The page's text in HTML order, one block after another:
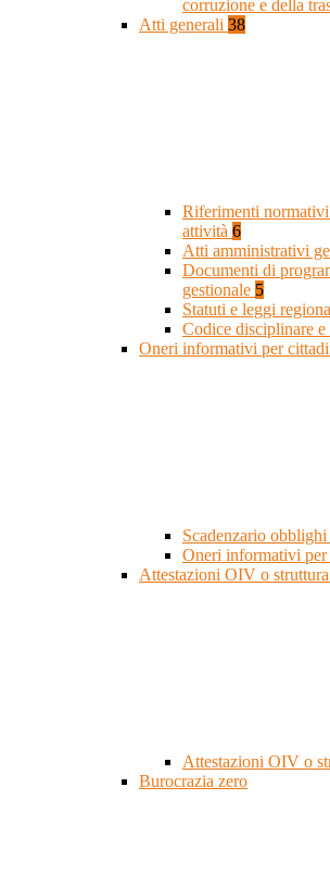
corruzione e della
Atti generali 38
Riferimenti
attività 6
Atti amministrativi
Documenti di
gestionale 5
Statuti e leggi
Codice disciplinare
Oneri informativi per
Scadenzario
Oneri informativi per
Attestazioni OIV o struttura
Attestazioni OIV o
Burocrazia zero